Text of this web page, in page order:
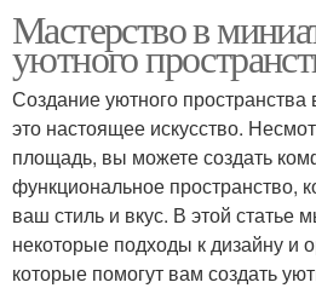
Мастерство в
уютного
Создание уютного пространства
это настоящее искусство.
площадь, вы можете создать
функциональное пространство,
ваш стиль и вкус. В этой статье
некоторые подходы к дизайну и
которые помогут вам создать